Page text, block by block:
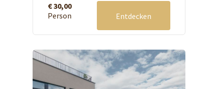
€ 30,00
Person
Entdecken